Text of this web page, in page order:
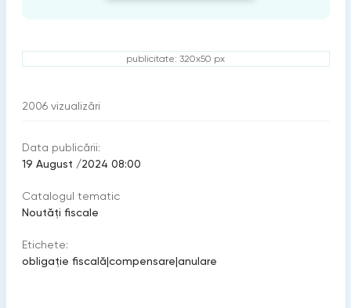
publicitate: 320x50 px
2006 vizualizări
Data publicării:
19 August /2024 08:00
Catalogul tematic
Noutăți fiscale
Etichete:
obligaţie fiscală|compensare|anulare